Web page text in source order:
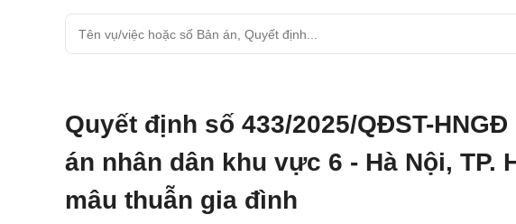
Quyết định số 433/2025/QĐST-
án nhân dân khu vực 6 - Hà Nội, TP.
mâu thuẫn gia đình